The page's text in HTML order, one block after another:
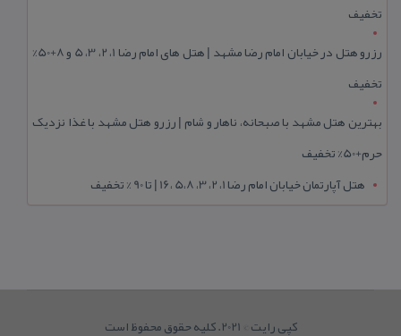
تخفیف
رزرو هتل در خیابان امام رضا مشهد | هتل‌ های امام رضا 1، 2، 3، 5 و 8+50%
تخفیف
بهترین هتل مشهد با صبحانه، ناهار و شام | رزرو هتل مشهد با غذا نزدیک
حرم+50% تخفیف
هتل آپارتمان خیابان امام رضا 1، 2، 3، 5،8 ،16 | تا 90 % تخفیف
کپی رایت © 2021. کلیه حقوق محفوظ است